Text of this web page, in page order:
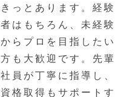
きっとあります。経験
者はもちろん、未経験
からプロを目指したい
方も大歓迎です。先輩
社員が丁寧に指導し、
資格取得もサポートす